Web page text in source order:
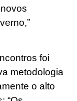
foi
metodologia
o alto